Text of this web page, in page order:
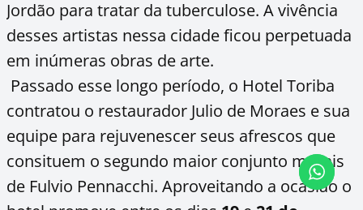
Jordão para tratar da tuberculose. A vivência
desses artistas nessa cidade ficou perpetuada
em inúmeras obras de arte.
Passado esse longo período, o Hotel Toriba
contratou o restaurador Julio de Moraes e sua
equipe para rejuvenescer seus afrescos que
consituem o segundo maior conjunto murais
de Fulvio Pennacchi. Aproveitando a ocasião o